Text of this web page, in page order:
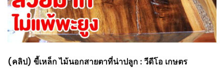
(คลิป) ขี้เหล็ก ไม้นอกสายตาที่น่าปลูก : วีดีโอ เกษตร